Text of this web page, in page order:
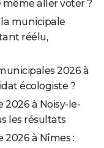
même aller voter ?
la municipale
réélu,
2026 à
écologiste ?
à Noisy-le-
les résultats
à Nîmes :